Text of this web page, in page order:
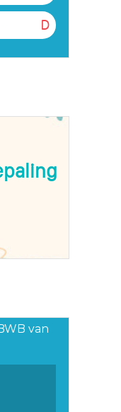
D
van